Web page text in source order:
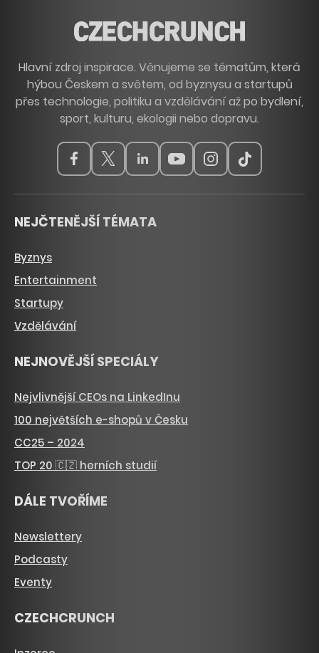
Hlavní zdroj inspirace. Věnujeme se tématům, která
hýbou Českem a světem, od byznysu a startupů
přes technologie, politiku a vzdělávání až po bydlení,
sport, kulturu, ekologii nebo dopravu.
NEJČTENĚJŠÍ TÉMATA
Byznys
Entertainment
Startupy
Vzdělávání
NEJNOVĚJŠÍ SPECIÁLY
Nejvlivnější CEOs na LinkedInu
100 největších e-shopů v Česku
CC25 – 2024
TOP 20 🇨🇿 herních studií
DÁLE TVOŘÍME
Newslettery
Podcasty
Eventy
CZECHCRUNCH